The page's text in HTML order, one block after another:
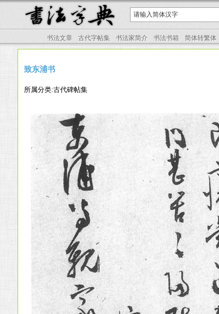
书法文章 古代字帖集 书法家简介 书法书箱 简体转繁体
致东浦书
所属分类:古代碑帖集